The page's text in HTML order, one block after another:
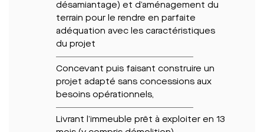
désamiantage) et d’aménagement du
terrain pour le rendre en parfaite
adéquation avec les caractéristiques
du projet
Concevant puis faisant construire un
projet adapté sans concessions aux
besoins opérationnels,
Livrant l’immeuble prêt à exploiter en 13